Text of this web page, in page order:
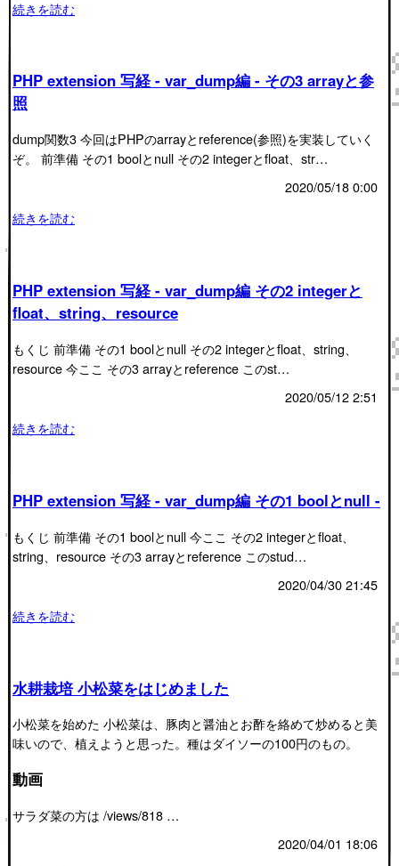
続きを読む
PHP extension 写経 - var_dump編 - その3 arrayと参
照
dump関数3 今回はPHPのarrayとreference(参照)を実装していく
ぞ。 前準備 その1 boolとnull その2 integerとfloat、str…
2020/05/18 0:00
続きを読む
PHP extension 写経 - var_dump編 その2 integerと
float、string、resource
もくじ 前準備 その1 boolとnull その2 integerとfloat、string、
resource 今ここ その3 arrayとreference このst…
2020/05/12 2:51
続きを読む
PHP extension 写経 - var_dump編 その1 boolとnull -
もくじ 前準備 その1 boolとnull 今ここ その2 integerとfloat、
string、resource その3 arrayとreference このstud…
2020/04/30 21:45
続きを読む
水耕栽培 小松菜をはじめました
小松菜を始めた 小松菜は、豚肉と醤油とお酢を絡めて炒めると美
味いので、植えようと思った。種はダイソーの100円のもの。
動画
サラダ菜の方は /views/818 …
2020/04/01 18:06